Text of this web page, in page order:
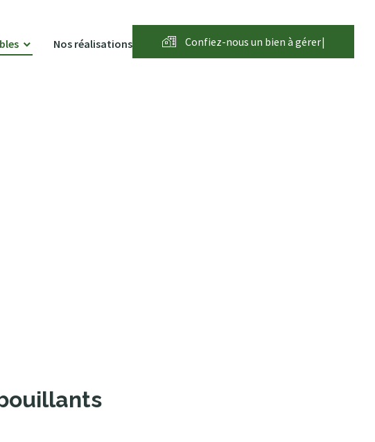
Nos réalisations Confiez-nous un bien à gérer|